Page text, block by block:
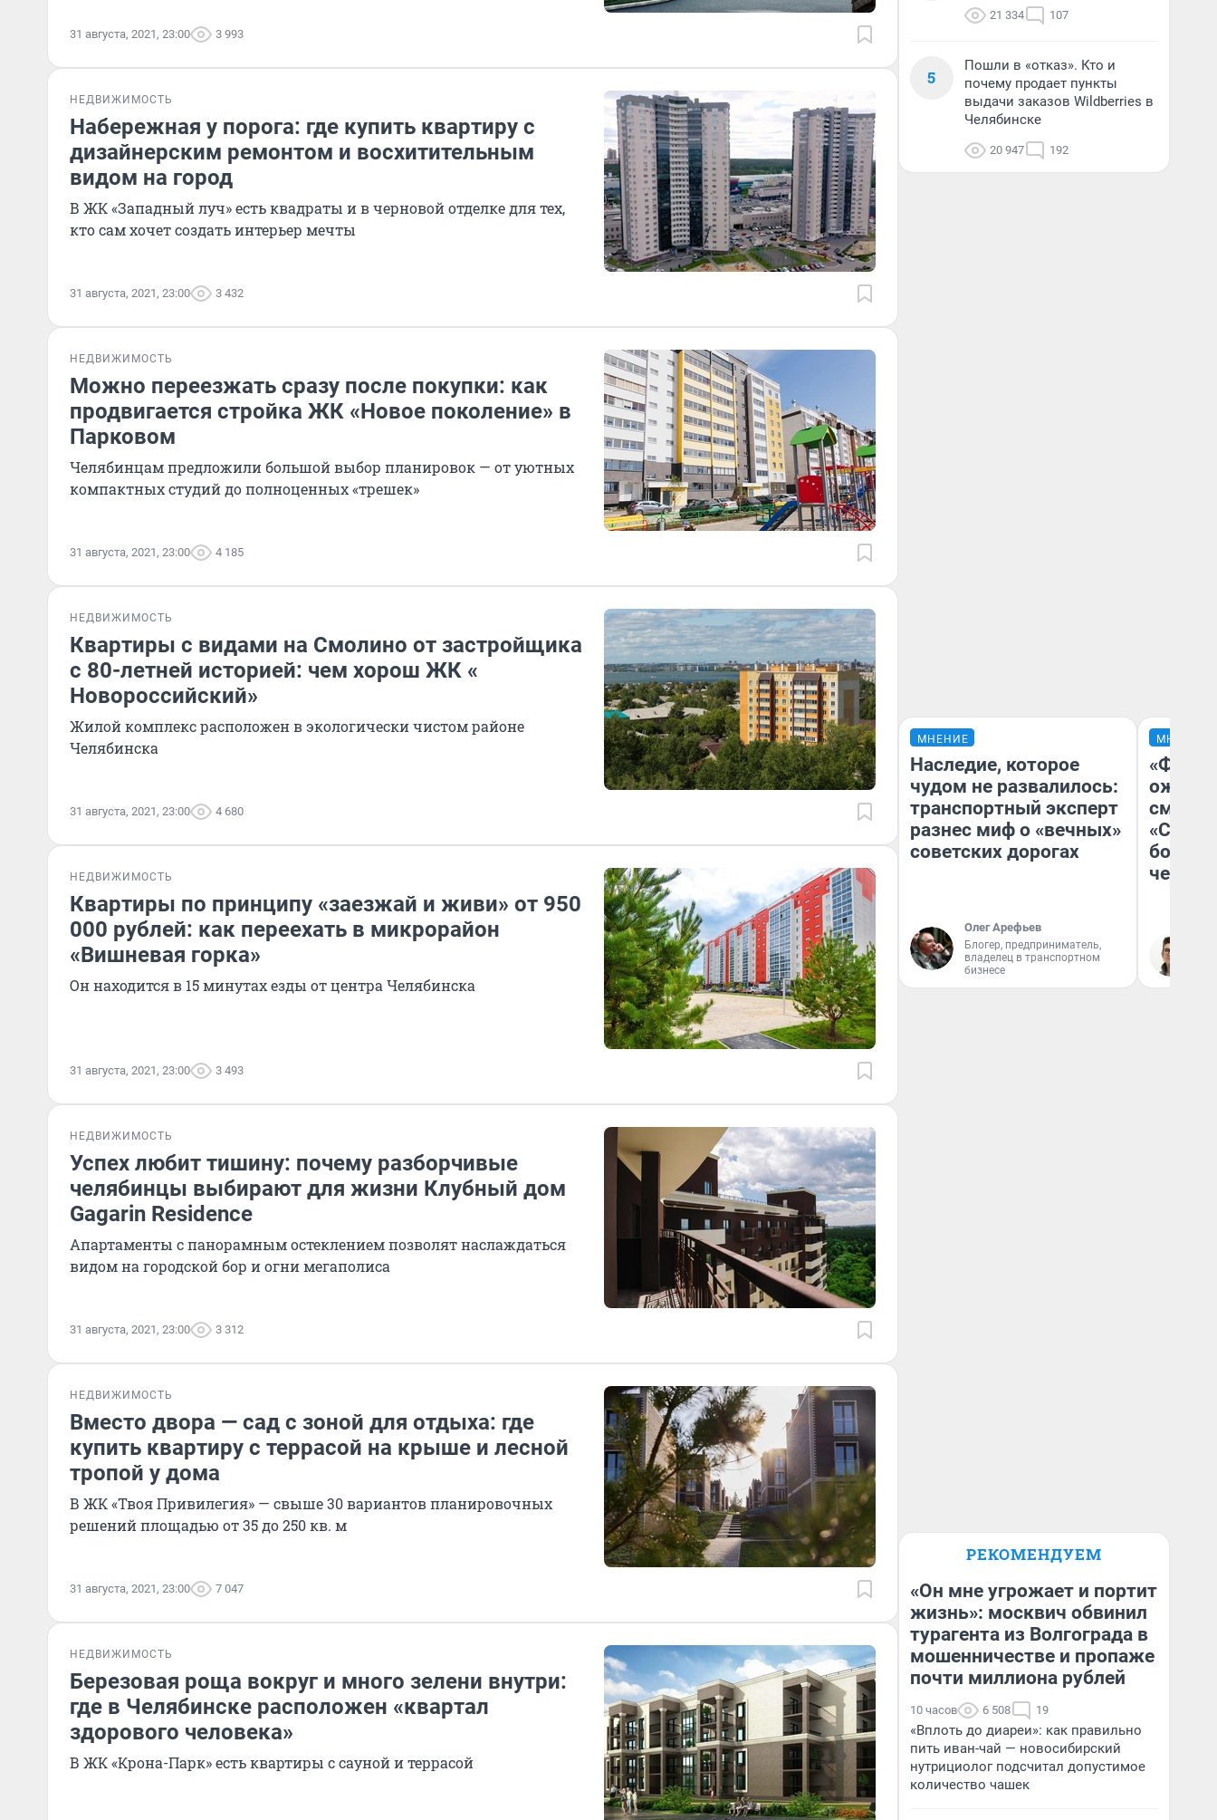
31 августа, 2021, 23:00 3 993
НЕДВИЖИМОСТЬ
Набережная у порога: где купить квартиру с
дизайнерским ремонтом и восхитительным
видом на город
В ЖК «Западный луч» есть квадраты и в черновой отделке для тех,
кто сам хочет создать интерьер мечты
31 августа, 2021, 23:00 3 432
НЕДВИЖИМОСТЬ
Можно переезжать сразу после покупки: как
продвигается стройка ЖК «Новое поколение» в
Парковом
Челябинцам предложили большой выбор планировок — от уютных
компактных студий до полноценных «трешек»
31 августа, 2021, 23:00 4 185
НЕДВИЖИМОСТЬ
Квартиры с видами на Смолино от застройщика
с 80-летней историей: чем хорош ЖК «
Новороссийский»
Жилой комплекс расположен в экологически чистом районе
Челябинска
31 августа, 2021, 23:00 4 680
НЕДВИЖИМОСТЬ
Квартиры по принципу «заезжай и живи» от 950
000 рублей: как переехать в микрорайон
«Вишневая горка»
Он находится в 15 минутах езды от центра Челябинска
31 августа, 2021, 23:00 3 493
НЕДВИЖИМОСТЬ
Успех любит тишину: почему разборчивые
челябинцы выбирают для жизни Клубный дом
Gagarin Residence
Апартаменты с панорамным остеклением позволят наслаждаться
видом на городской бор и огни мегаполиса
31 августа, 2021, 23:00 3 312
НЕДВИЖИМОСТЬ
Вместо двора — сад с зоной для отдыха: где
купить квартиру с террасой на крыше и лесной
тропой у дома
В ЖК «Твоя Привилегия» — свыше 30 вариантов планировочных
решений площадью от 35 до 250 кв. м
31 августа, 2021, 23:00 7 047
НЕДВИЖИМОСТЬ
Березовая роща вокруг и много зелени внутри:
где в Челябинске расположен «квартал
здорового человека»
В ЖК «Крона-Парк» есть квартиры с сауной и террасой
21 334 107
5
Пошли в «отказ». Кто и
почему продает пункты
выдачи заказов Wildberries в
Челябинске
20 947 192
МНЕНИЕ
Наследие, которое
чудом не развалилось:
транспортный эксперт
разнес миф о «вечных»
советских дорогах
Олег Арефьев
Блогер, предприниматель,
владелец в транспортном
бизнесе
МНЕНИЕ
РЕКОМЕНДУЕМ
«Он мне угрожает и портит
жизнь»: москвич обвинил
турагента из Волгограда в
мошенничестве и пропаже
почти миллиона рублей
10 часов 6 508 19
«Вплоть до диареи»: как правильно
пить иван-чай — новосибирский
нутрициолог подсчитал допустимое
количество чашек